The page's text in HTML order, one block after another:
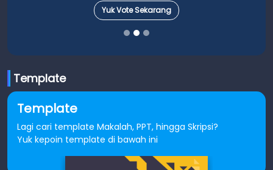
Yuk Vote Sekarang
Template
Template
Lagi cari template Makalah, PPT, hingga Skripsi?
Yuk kepoin template di bawah ini